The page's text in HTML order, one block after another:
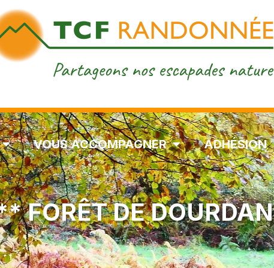
VOUS ACCOMPAGNER ADHÉSION
FORÊT DE DOURDAN